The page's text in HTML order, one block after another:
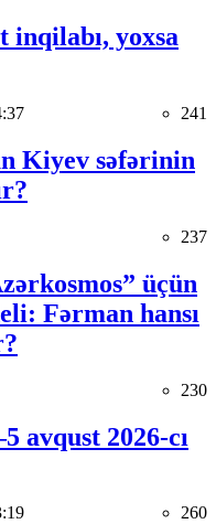
yoxsa
241
Kiyev səfərinin
237
üçün
Fərman hansı
230
avqust 2026-cı
260